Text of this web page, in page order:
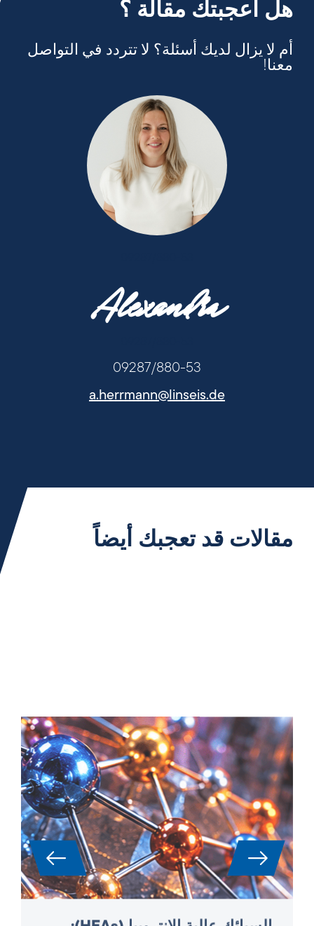
هل أعجبتك مقالة ؟
أم لا يزال لديك أسئلة؟ لا تتردد في التواصل
معنا!
Alexandra
09287/880-53
a.herrmann@linseis.de
مقالات قد تعجبك أيضاً
السبائك عالية الانتروبيا (HEAs):
التحليل الحراري والخصائص
الفيزيائية الحرارية
رئيسية للتطبيقات عالية الأداء في مجال الفضاء